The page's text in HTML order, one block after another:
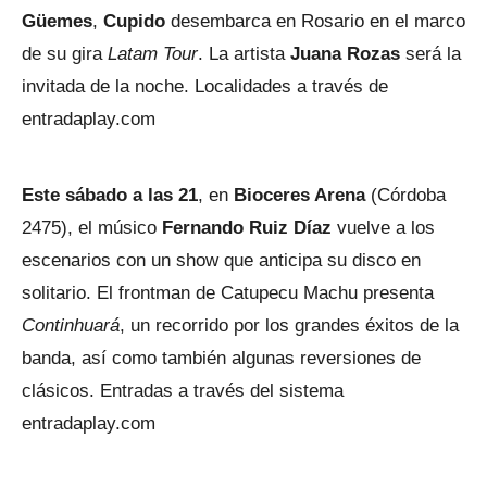
Güemes, Cupido desembarca en Rosario en el marco
de su gira Latam Tour. La artista Juana Rozas será la
invitada de la noche. Localidades a través de
entradaplay.com
Este sábado a las 21, en Bioceres Arena(Córdoba
2475), el músico Fernando Ruiz Díaz vuelve a los
escenarios con un show que anticipa su disco en
solitario. El frontman de Catupecu Machu presenta
Continhuará, un recorrido por los grandes éxitos de la
banda, así como también algunas reversiones de
clásicos. Entradas a través del sistema
entradaplay.com